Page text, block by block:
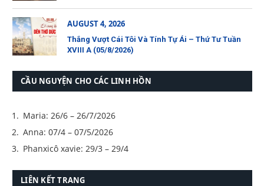
AUGUST 4, 2026
Thắng Vượt Cái Tôi Và Tính Tự Ái – Thứ Tư Tuần
XVIII A (05/8/2026)
CẦU NGUYỆN CHO CÁC LINH HỒN
Maria: 26/6 – 26/7/2026
Anna: 07/4 – 07/5/2026
Phanxicô xavie: 29/3 – 29/4
LIÊN KẾT TRANG